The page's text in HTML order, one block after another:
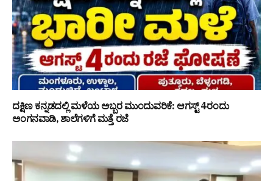
ದಕ್ಷಿಣ ಕನ್ನಡದಲ್ಲಿ ಮಳೆಯ ಅಬ್ಬರ ಮುಂದುವರಿಕೆ: ಆಗಸ್ಟ್ 4ರಂದು
ಅಂಗನವಾಡಿ, ಶಾಲೆಗಳಿಗೆ ಮತ್ತೆ ರಜೆ